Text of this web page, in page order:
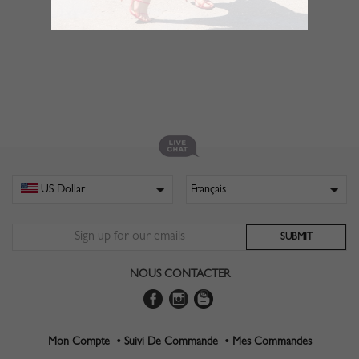
NOUS CONTACTER
Mon Compte • Suivi De Commande • Mes Commandes